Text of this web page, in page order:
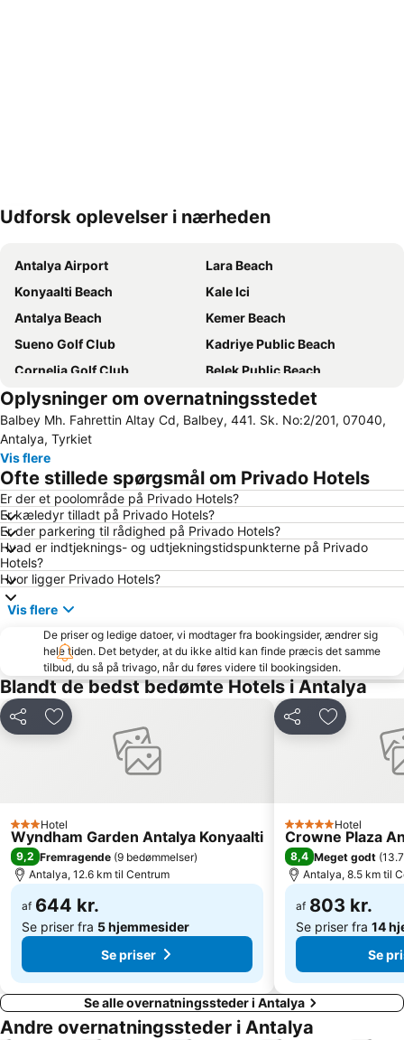
Udvid kort
Udforsk oplevelser i nærheden
Antalya Airport
Lara Beach
Konyaalti Beach
Kale Ici
Antalya Beach
Kemer Beach
Sueno Golf Club
Kadriye Public Beach
Cornelia Golf Club
Belek Public Beach
Kemer Marina
Murat Paşa Mosque
Carya Golf Club
Waterhill Park
Akseki
Antalya Museum
Antalya Expo Center
Turist Beach
Kaya Eagles Golf Club
Moonlight Beach
Hadrian's Gate
Lara Dido Beach
Aspendos
Karpuzkaldiran Kampi
Bogazkent
Tekeli Mehmet Pasa Mosque
ForFun
Antalya Aquarium
Sarisu Public Beach
Sammy
Tekirova Beach
50th International Antalya Golden Orange Film Festival
Suna & Inan Kirac Kaleici Museum
Karaalioglu Parkı
Ataturk Sports Hall
Antalya Bus Station
Phaselis
Oplysninger om overnatningsstedet
Balbey Mh. Fahrettin Altay Cd, Balbey, 441. Sk. No:2/201, 07040,
Antalya, Tyrkiet
Vis flere
Ofte stillede spørgsmål om Privado Hotels
Er der et poolområde på Privado Hotels?
Er kæledyr tilladt på Privado Hotels?
Er der parkering til rådighed på Privado Hotels?
Hvad er indtjeknings- og udtjekningstidspunkterne på Privado
Hotels?
Hvor ligger Privado Hotels?
Vis flere
De priser og ledige datoer, vi modtager fra bookingsider, ændrer sig
hele tiden. Det betyder, at du ikke altid kan finde præcis det samme
tilbud, du så på trivago, når du føres videre til bookingsiden.
Blandt de bedst bedømte Hotels i Antalya
Del Føj til favoritter
3 Stjerner
Hotel
Wyndham Garden Antalya Konyaalti
9,2 Fremragende (9 bedømmelser)
Antalya, 12.6 km til Centrum
af 644 kr.
Se priser fra 5 hjemmesider
Se priser
Del Føj til
5 StjernerHotel
Crowne Plaza
8,4 Meget godt (
Antalya, 8.5 km til
af 803 kr.
Se priser fra 14
Se
Se alle overnatningssteder i Antalya
Andre overnatningssteder i Antalya